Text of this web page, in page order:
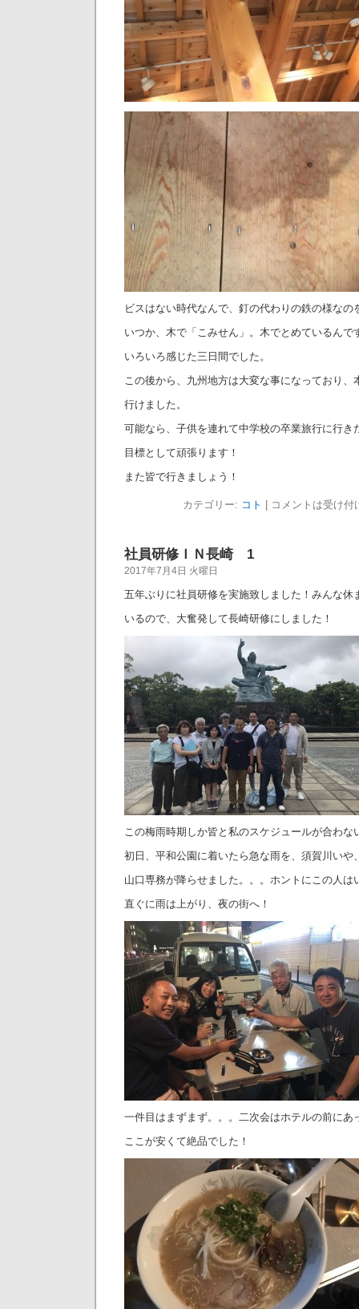
ビスはない時代なんで、釘の代わりの鉄の様なの
いつか、木で「こみせん」。木でとめているんで
いろいろ感じた三日間でした。
この後から、九州地方は大変な事になっており、
行けました。
可能なら、子供を連れて中学校の卒業旅行に行き
目標として頑張ります！
また皆で行きましょう！
カテゴリー: コト コメントは受け付
社員研修ＩＮ長崎 1
2017年7月4日 火曜日
五年ぶりに社員研修を実施致しました！みんな休
いるので、大奮発して長崎研修にしました！
この梅雨時期しか皆と私のスケジュールが合わな
初日、平和公園に着いたら急な雨を、須賀川いや
山口専務が降らせました。。。ホントにこの人は
直ぐに雨は上がり、夜の街へ！
一件目はまずまず。。。二次会はホテルの前にあ
ここが安くて絶品でした！